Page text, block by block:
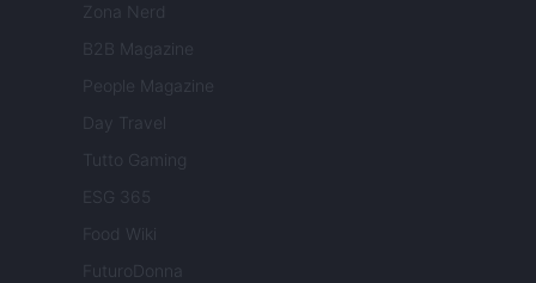
Zona Nerd
B2B Magazine
People Magazine
Day Travel
Tutto Gaming
ESG 365
Food Wiki
FuturoDonna